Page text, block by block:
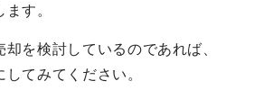
す。
を検討しているのであれば、
てみてください。